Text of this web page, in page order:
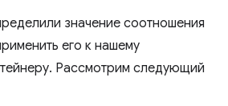
значение соотношения
его к нашему
Рассмотрим следующий